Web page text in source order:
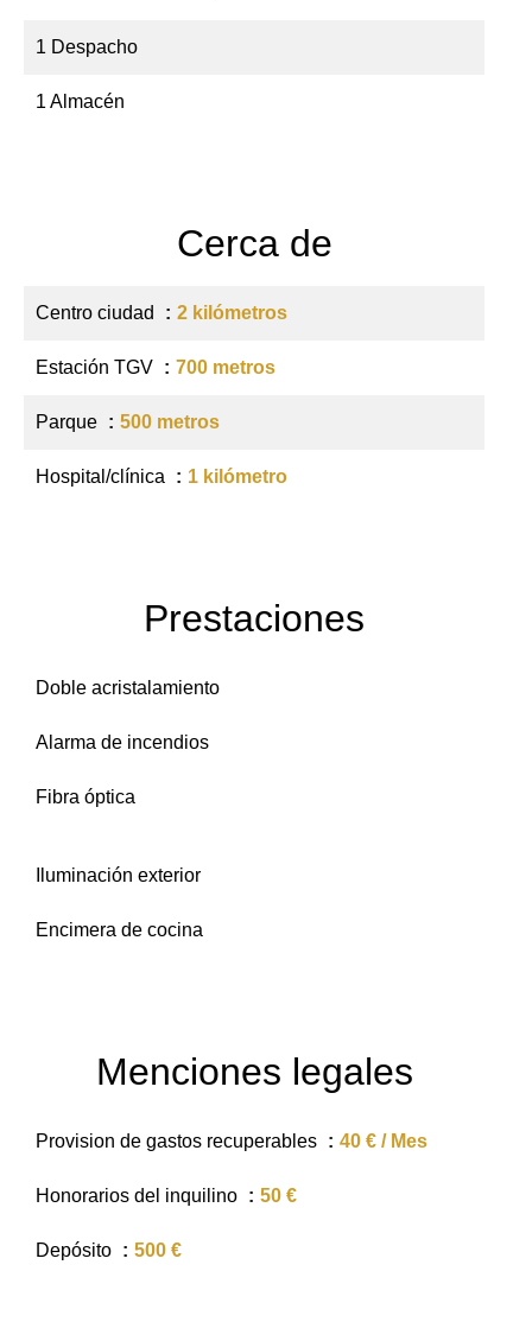
1 Despacho
1 Almacén
Cerca de
Centro ciudad 2 kilómetros
Estación TGV 700 metros
Parque 500 metros
Hospital/clínica 1 kilómetro
Prestaciones
Doble acristalamiento
Alarma de incendios
Fibra óptica
Iluminación exterior
Encimera de cocina
Menciones legales
Provision de gastos recuperables 40 € / Mes
Honorarios del inquilino 50 €
Depósito 500 €